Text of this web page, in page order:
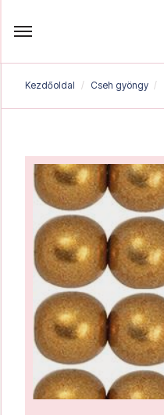
Kezdőoldal Cseh gyöngy